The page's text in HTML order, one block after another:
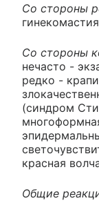
Со стороны
Со стороны
нечасто -
редко -
(синдром
красная
Общие